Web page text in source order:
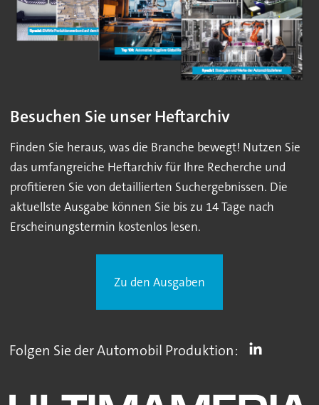
Besuchen Sie unser Heftarchiv
Finden Sie heraus, was die Branche bewegt! Nutzen Sie
das umfangreiche Heftarchiv für Ihre Recherche und
profitieren Sie von detaillierten Suchergebnissen. Die
aktuellste Ausgabe können Sie bis zu 14 Tage nach
Erscheinungstermin kostenlos lesen.
Zu den Ausgaben
Folgen Sie der Automobil Produktion: